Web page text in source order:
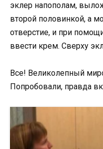
эклер напополам,
второй половинкой, а
отверстие, и при
ввести крем. Сверху
Все! Великолепный
Попробовали, правда